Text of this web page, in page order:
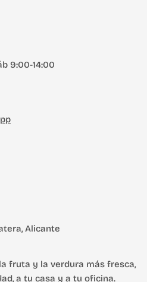
9:00-14:00
Alicante
fruta y la verdura más fresca,
a tu casa y a tu oficina.